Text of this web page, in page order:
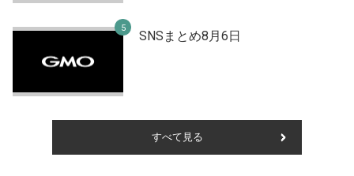
SNSまとめ8月6日
すべて見る